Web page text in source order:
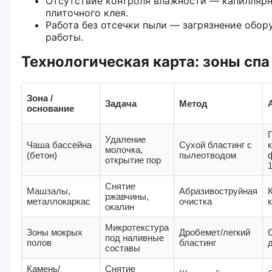
плиточного клея.
Работа без отсечки пыли — загрязнение
работы.
Технологическая карта: зоны
Зона /
основание
Задача Метод
Чаша бассейна
(бетон)
Удаление
молочка,
открытие пор
Сухой бластинг с
пылеотводом
Машзалы,
металлокаркас
Снятие
ржавчины,
окалин
Абразивоструйная
очистка
Зоны мокрых
полов
Микротекстура
под наливные
составы
Дробемет/легкий
бластинг
Камень/ Снятие